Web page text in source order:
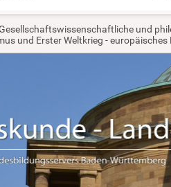
und
und Erster Weltkrieg -